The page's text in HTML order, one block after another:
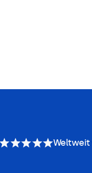
Weltweit